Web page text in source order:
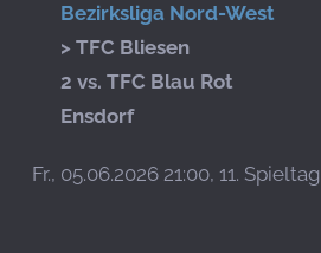
Bezirksliga Nord-West
> TFC Bliesen
2 vs. TFC Blau Rot
Ensdorf
Fr., 05.06.2026 21:00, 11. Spieltag